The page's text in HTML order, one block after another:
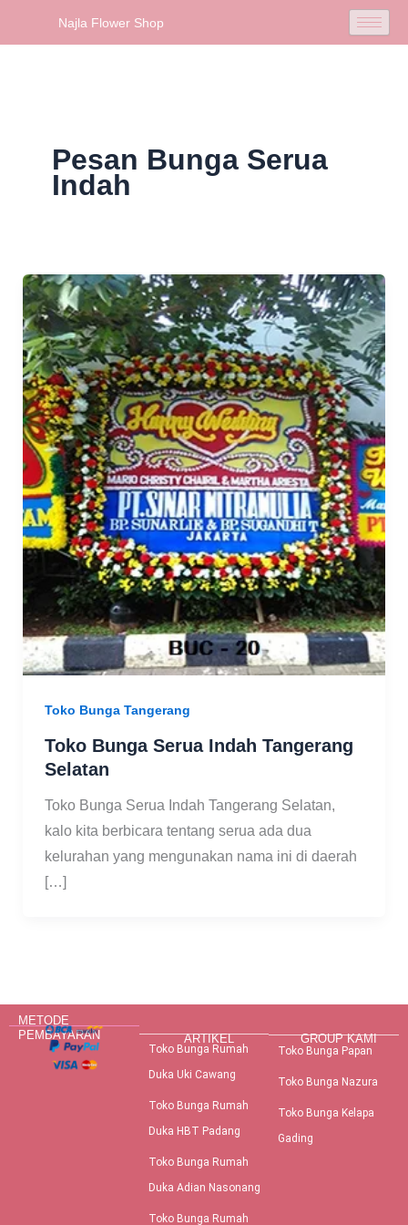
Najla Flower Shop
Pesan Bunga Serua
Indah
Toko Bunga Tangerang
Toko Bunga Serua Indah Tangerang
Selatan
Toko Bunga Serua Indah Tangerang Selatan,
kalo kita berbicara tentang serua ada dua
kelurahan yang mengunakan nama ini di daerah
[…]
METODE
PEMBAYARAN
ARTIKEL
Toko Bunga Rumah
Duka Uki Cawang
Toko Bunga Rumah
Duka HBT Padang
Toko Bunga Rumah
Duka Adian Nasonang
Toko Bunga Rumah
GROUP KAMI
Toko Bunga Papan
Toko Bunga Nazura
Toko Bunga Kelapa
Gading